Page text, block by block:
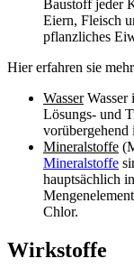
Baustoff jeder
Eiern, Fleisch
pflanzliches
Hier erfahren sie
WasserWasser
Lösungs- und
vorübergehend
Mineralstoffe
Mineralstoffe
hauptsächlich
Chlor.
Wirkstoffe